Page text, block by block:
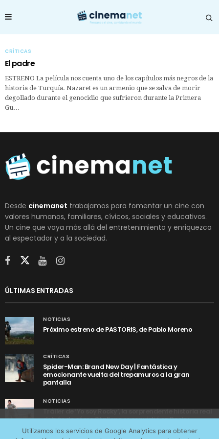
CRÍTICAS
El padre
ESTRENO La película nos cuenta uno de los capítulos más negros de la
historia de Turquía. Nazaret es un armenio que se salva de morir
degollado durante el genocidio que sufrieron durante la Primera
Gu…
Desde cinemanet trabajamos para fomentar un cine con
valores humanos, familiares, cívicos, sociales y educativos.
Un cine que vaya más allá del entretenimiento y enriquezca
al espectador y a la sociedad.
ÚLTIMAS ENTRADAS
NOTICIAS
Próximo estreno de PASTORIS, de Pablo Moreno
CRÍTICAS
Spider-Man: Brand New Day | Fantástica y
emocionante vuelta del trepamuros a la gran
pantalla
NOTICIAS
Tráiler de ‘Yo soy Rocky’, la sorprendente historia real
detrás de cómo Stallone se convirtió en Rocky
Utilizamos los servicios de Google Analytics para obtener
tráfico web que recibimos y conocer los servicios que